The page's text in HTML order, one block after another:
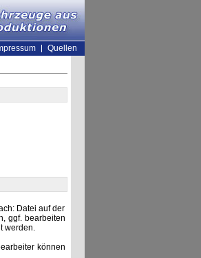
Quellen
Datei auf der
ggf. bearbeiten
werden.
können